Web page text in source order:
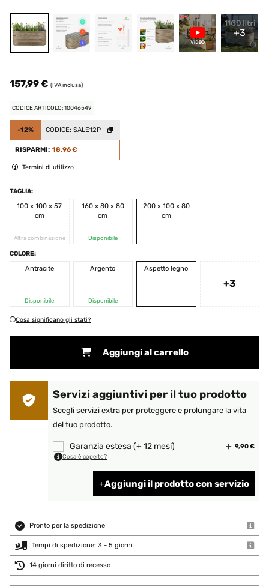
+3
157,99 € (IVA inclusa)
CODICE ARTICOLO: 10046549
-12% CODICE: SALE12P
RISPARMI: 18,96 €
Termini di utilizzo
TAGLIA:
100 x 100 x 57
cm
Altra combinazione
160 x 80 x 80
cm
Disponibile
200 x 100 x 80
cm
COLORE:
Antracite
Disponibile
Argento
Disponibile
Aspetto legno
+3
Cosa significano gli stati?
Aggiungi al carrello
Servizi aggiuntivi per il tuo prodotto
Scegli servizi extra per proteggere e prolungare la vita
del tuo prodotto.
Garanzia estesa (+ 12 mesi) 9,90 €
Cosa è coperto?
Aggiungi il prodotto con servizio
Pronto per la spedizione
Tempi di spedizione: 3 - 5 giorni
14 giorni diritto di recesso